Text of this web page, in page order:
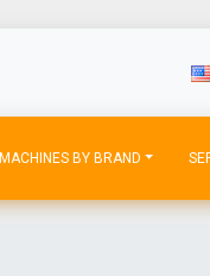
MACHINES BY BRAND